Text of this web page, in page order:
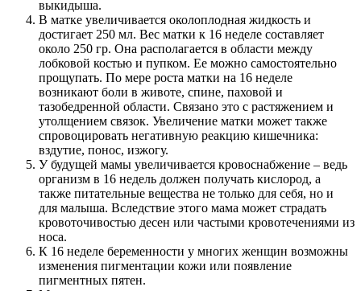
выкидыша.
В матке увеличивается околоплодная жидкость и
достигает 250 мл. Вес матки к 16 неделе составляет
около 250 гр. Она располагается в области между
лобковой костью и пупком. Ее можно самостоятельно
прощупать. По мере роста матки на 16 неделе
возникают боли в животе, спине, паховой и
тазобедренной области. Связано это с растяжением и
утолщением связок. Увеличение матки может также
спровоцировать негативную реакцию кишечника:
вздутие, понос, изжогу.
У будущей мамы увеличивается кровоснабжение – ведь
организм в 16 недель должен получать кислород, а
также питательные вещества не только для себя, но и
для малыша. Вследствие этого мама может страдать
кровоточивостью десен или частыми кровотечениями из
носа.
К 16 неделе беременности у многих женщин возможны
изменения пигментации кожи или появление
пигментных пятен.